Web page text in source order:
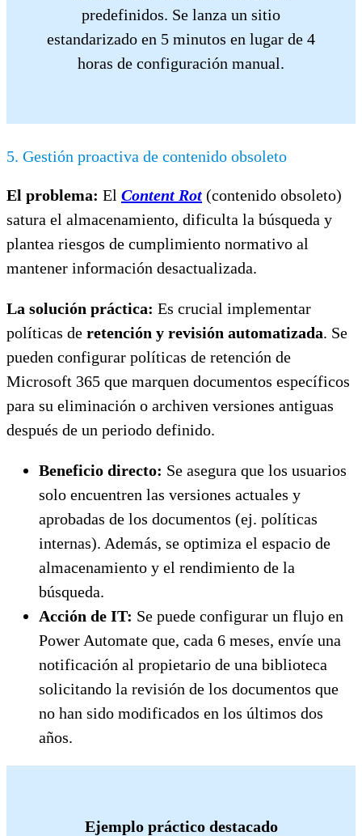
predefinidos. Se lanza un sitio
estandarizado en 5 minutos en lugar de 4
horas de configuración manual.
5. Gestión proactiva de contenido obsoleto
El problema: El Content Rot (contenido obsoleto)
satura el almacenamiento, dificulta la búsqueda y
plantea riesgos de cumplimiento normativo al
mantener información desactualizada.
La solución práctica: Es crucial implementar
políticas de retención y revisión automatizada. Se
pueden configurar políticas de retención de
Microsoft 365 que marquen documentos específicos
para su eliminación o archiven versiones antiguas
después de un periodo definido.
Beneficio directo: Se asegura que los usuarios
solo encuentren las versiones actuales y
aprobadas de los documentos (ej. políticas
internas). Además, se optimiza el espacio de
almacenamiento y el rendimiento de la
búsqueda.
Acción de IT: Se puede configurar un flujo en
Power Automate que, cada 6 meses, envíe una
notificación al propietario de una biblioteca
solicitando la revisión de los documentos que
no han sido modificados en los últimos dos
años.
Ejemplo práctico destacado